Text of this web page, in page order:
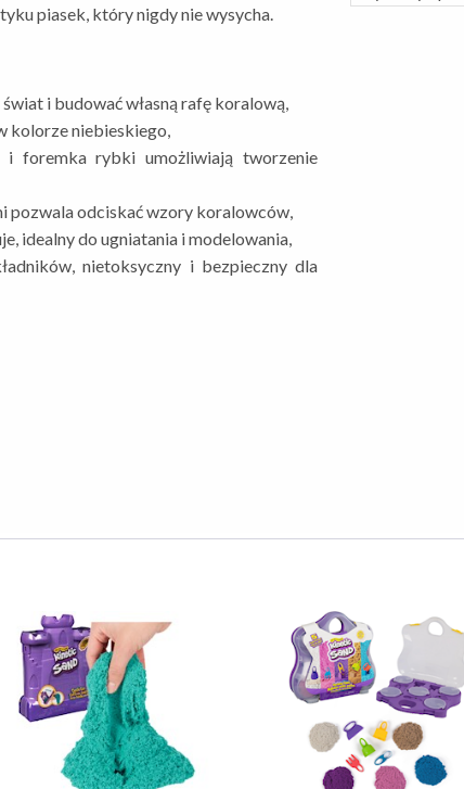
piasek, który nigdy nie wysycha.
i budować własną rafę koralową,
kolorze niebieskiego,
i foremka rybki umożliwiają tworzenie
odciskać wzory koralowców,
idealny do ugniatania i modelowania,
nietoksyczny i bezpieczny dla